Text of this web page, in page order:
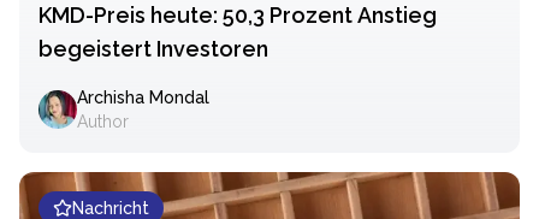
KMD-Preis heute: 50,3 Prozent Anstieg
begeistert Investoren
Archisha Mondal
Author
Nachricht